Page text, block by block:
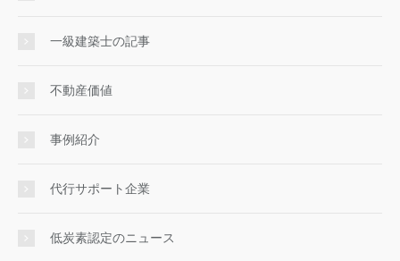
一級建築士の記事
不動産価値
事例紹介
代行サポート企業
低炭素認定のニュース